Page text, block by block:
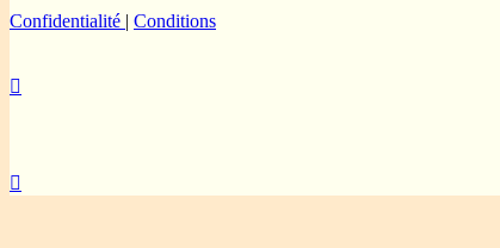
Confidentialité | Conditions